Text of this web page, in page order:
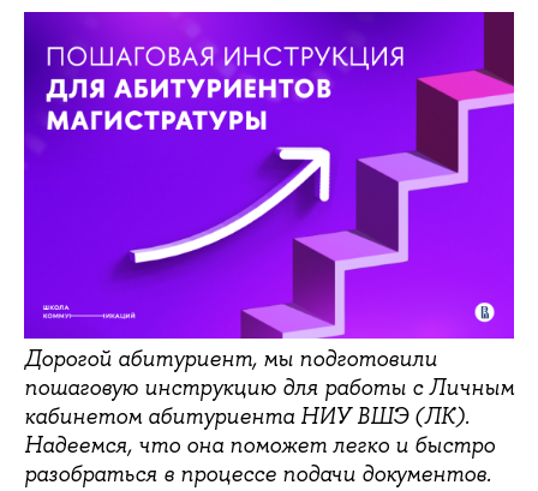
Дорогой абитуриент, мы подготовили
пошаговую инструкцию для работы с Личным
кабинетом абитуриента НИУ ВШЭ (ЛК).
Надеемся, что она поможет легко и быстро
разобраться в процессе подачи документов.